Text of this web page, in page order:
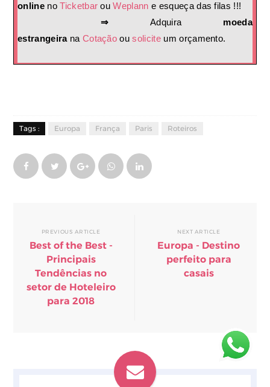
onlinenoTicketbar ouWeplann e esqueça das filas !!!
⇒ Adquira moeda
estrangeirana Cotação ousoliciteum orçamento.
Tags : Europa França Paris Roteiros
PREVIOUS ARTICLE
Best of the Best -
Principais
Tendências no
setor de Hoteleiro
para 2018
NEXT ARTICLE
Europa - Destino
perfeito para
casais